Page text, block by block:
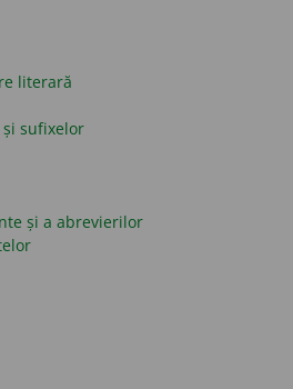
literară
sufixelor
și a abrevierilor